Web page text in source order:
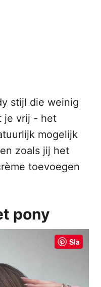
stijl die weinig
je vrij - het
mogelijk
zoals jij het
toevoegen
pony
Sla